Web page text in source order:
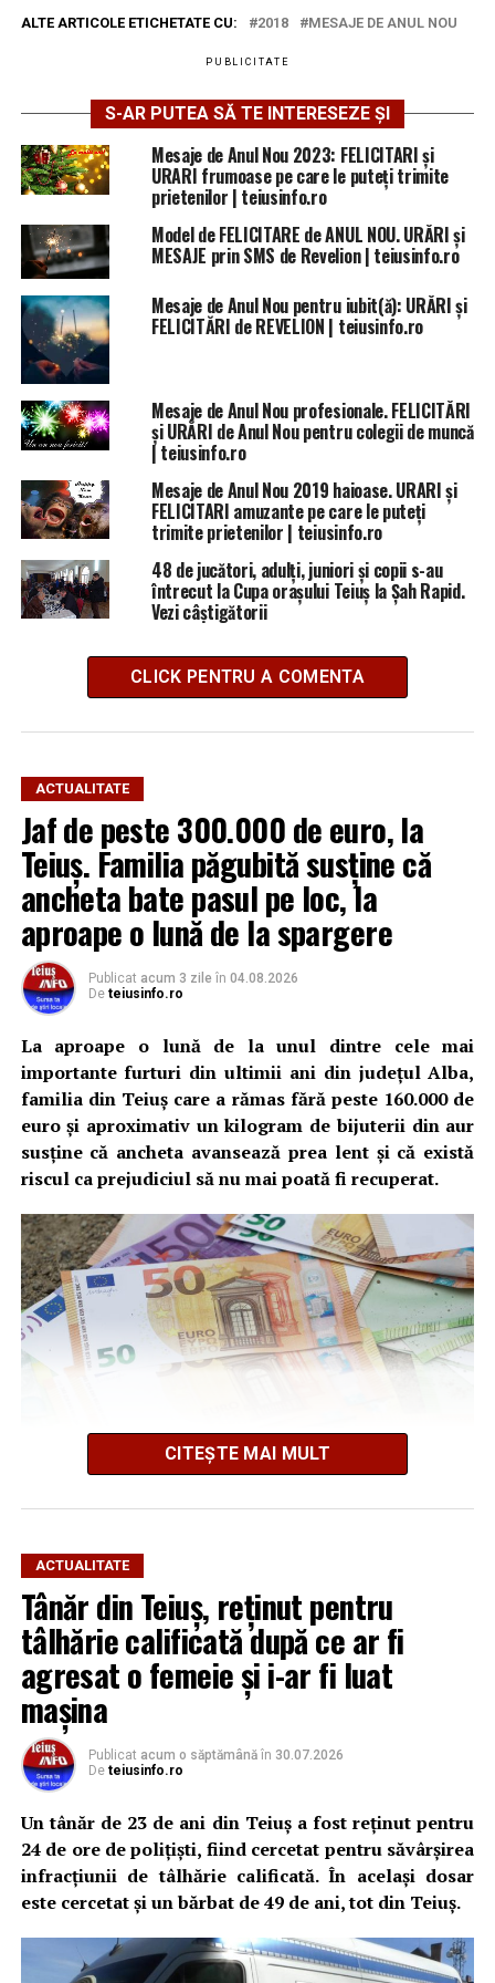
ALTE ARTICOLE ETICHETATE CU: 2018 MESAJE DE ANUL NOU
PUBLICITATE
S-AR PUTEA SĂ TE INTERESEZE ȘI
Mesaje de Anul Nou 2023: FELICITARI și
URARI frumoase pe care le puteți trimite
prietenilor | teiusinfo.ro
Model de FELICITARE de ANUL NOU. URĂRI și
MESAJE prin SMS de Revelion | teiusinfo.ro
Mesaje de Anul Nou pentru iubit(ă): URĂRI și
FELICITĂRI de REVELION | teiusinfo.ro
Mesaje de Anul Nou profesionale. FELICITĂRI
și URĂRI de Anul Nou pentru colegii de muncă
| teiusinfo.ro
Mesaje de Anul Nou 2019 haioase. URARI și
FELICITARI amuzante pe care le puteți
trimite prietenilor | teiusinfo.ro
48 de jucători, adulți, juniori și copii s-au
întrecut la Cupa orașului Teiuș la Șah Rapid.
Vezi câștigătorii
CLICK PENTRU A COMENTA
ACTUALITATE
Jaf de peste 300.000 de euro, la
Teiuș. Familia păgubită susține că
ancheta bate pasul pe loc, la
aproape o lună de la spargere
Publicat acum 3 zile în 04.08.2026
De teiusinfo.ro
La aproape o lună de la unul dintre cele mai
importante furturi din ultimii ani din județul Alba,
familia din Teiuș care a rămas fără peste 160.000 de
euro și aproximativ un kilogram de bijuterii din aur
susține că ancheta avansează prea lent și că există
riscul ca prejudiciul să nu mai poată fi recuperat.
Cum s-a produs spargerea
Potrivit informațiilor din dosar și declarațiilor
persoanelor vătămate, în noaptea de 3 spre 4 iulie 2026,
locuința familiei Șerban-Rezmiveș din Teiuș a fost spartă
în timp ce proprietarii se aflau în municipiul Alba Iulia.
Familia susține că deplasarea la Alba Iulia ar fi fost
determinată de un pretext legat de o presupusă
tranzacție imobiliară, iar hoții ar fi profitat de absența
proprietarilor pentru a pătrunde în locuință.
Din casă au fost sustrase 145.400 de euro, alți 6.700 de
euro, 1.000 de franci elvețieni și aproximativ un
kilogram de bijuterii din aur. Valoarea totală a
prejudiciului este estimată la peste 300.000 de euro.
CITEȘTE MAI MULT
ACTUALITATE
Tânăr din Teiuș, reținut pentru
tâlhărie calificată după ce ar fi
agresat o femeie și i-ar fi luat
mașina
Publicat acum o săptămână în 30.07.2026
De teiusinfo.ro
Un tânăr de 23 de ani din Teiuș a fost reținut pentru
24 de ore de polițiști, fiind cercetat pentru săvârșirea
infracțiunii de tâlhărie calificată. În același dosar
este cercetat și un bărbat de 49 de ani, tot din Teiuș.